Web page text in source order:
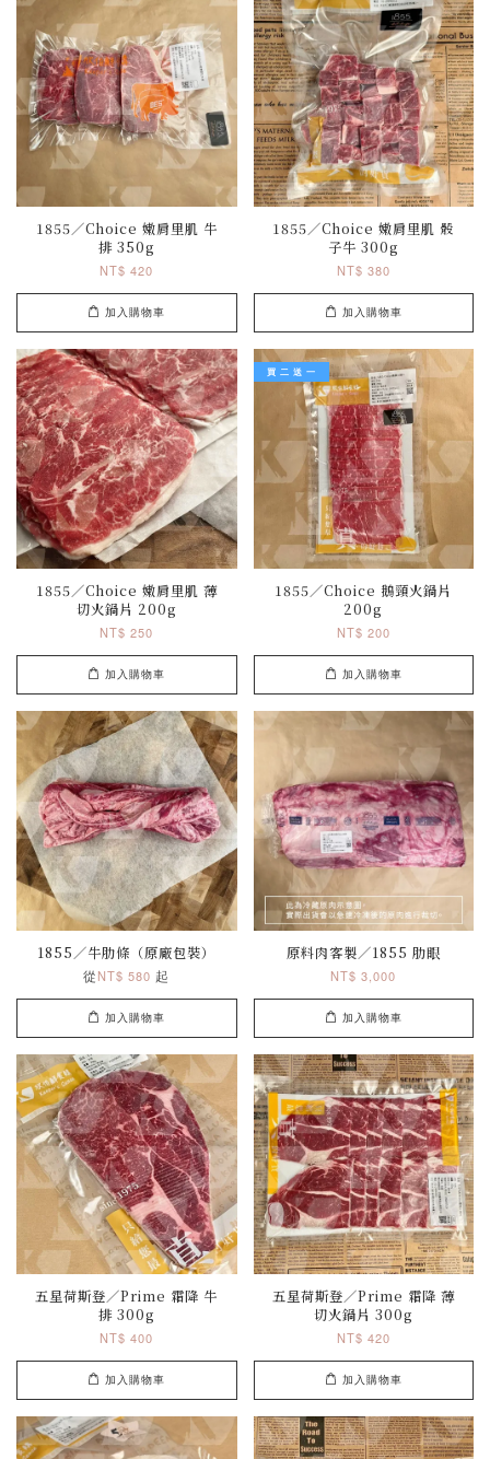
1855／Choice 嫩肩里肌 牛
排 350g
NT$ 420
加入購物車
1855／Choice 嫩肩里肌 骰
子牛 300g
NT$ 380
加入購物車
1855／Choice 嫩肩里肌 薄
切火鍋片 200g
NT$ 250
加入購物車
買 二 送 一
1855／Choice 鵝頸火鍋片
200g
NT$ 200
加入購物車
1855／牛肋條（原廠包裝）
從NT$ 580 起
加入購物車
原料肉客製／1855 肋眼
NT$ 3,000
加入購物車
五星荷斯登／Prime 霜降 牛
排 300g
NT$ 400
加入購物車
五星荷斯登／Prime 霜降 薄
切火鍋片 300g
NT$ 420
加入購物車